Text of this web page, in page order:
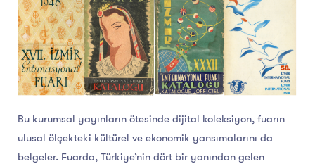
Bu kurumsal yayınların ötesinde dijital koleksiyon, fuarın
ulusal ölçekteki kültürel ve ekonomik yansımalarını da
belgeler. Fuarda, Türkiye’nin dört bir yanından gelen